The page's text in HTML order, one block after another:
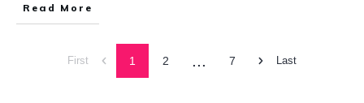
Read More
First 1 2 ... 7 Last